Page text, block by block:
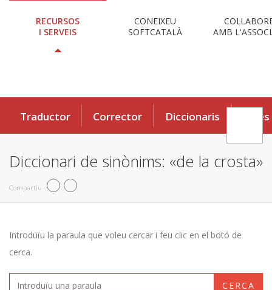
RECURSOS
I SERVEIS
CONEIXEU
SOFTCATALÀ
AMB
Traductor Corrector Diccionaris Eines
Diccionari de sinònims: «de la crosta»
Compartiu
Introduïu la paraula que voleu cercar i feu clic en el botó de
cerca.
CERCA